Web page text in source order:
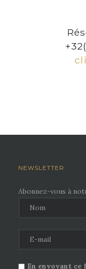
NEWSLETTER
Abonnez-vous à
En envoyant ce